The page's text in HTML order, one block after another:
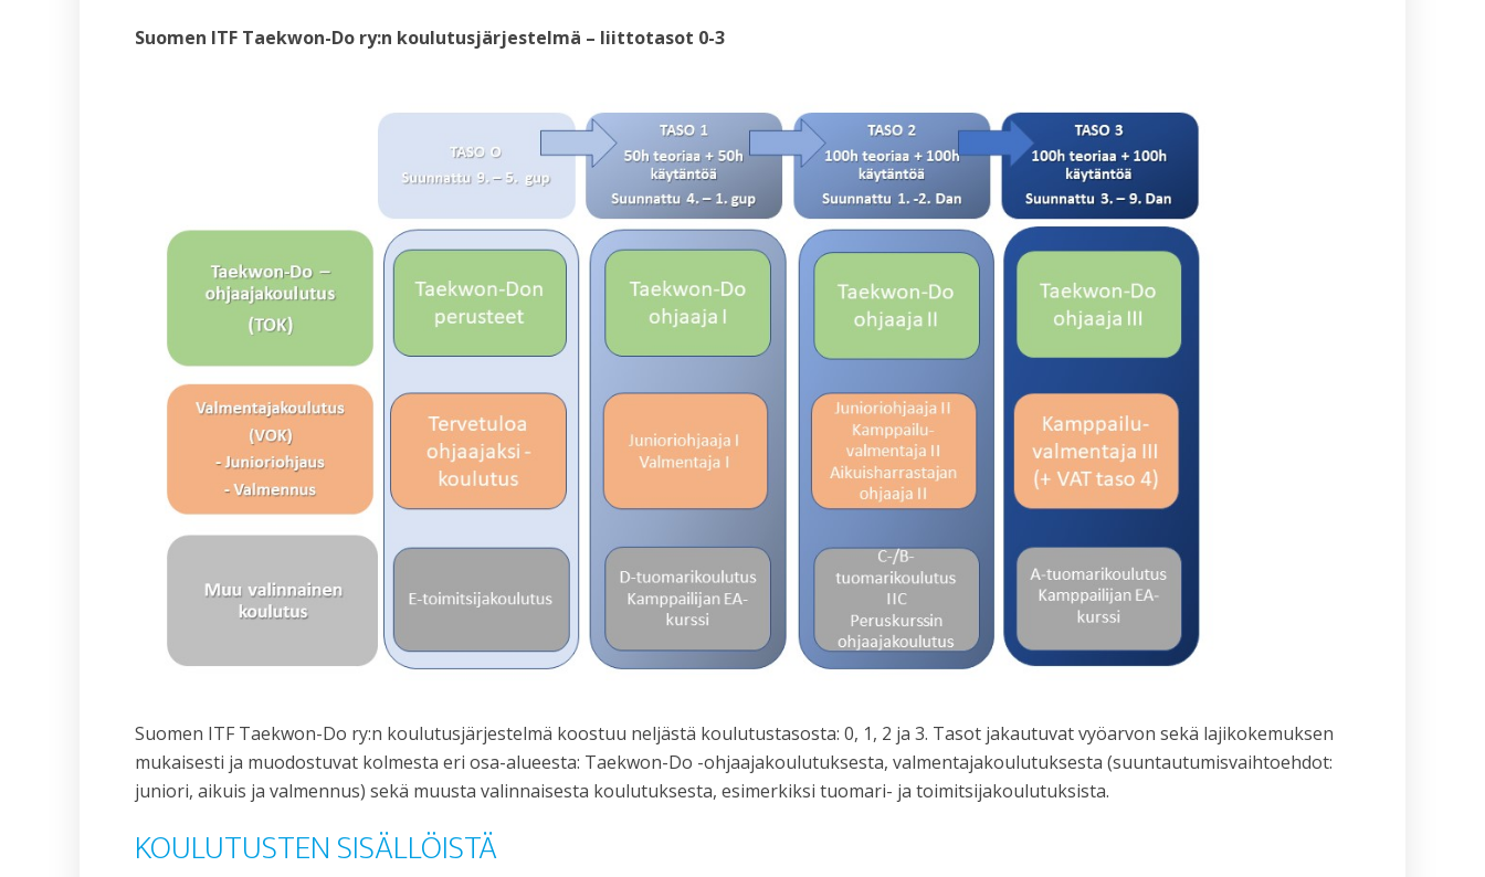
Suomen ITF Taekwon-Do ry:n koulutusjärjestelmä – liittotasot 0-3
Suomen ITF Taekwon-Do ry:n koulutusjärjestelmä koostuu neljästä koulutustasosta: 0, 1, 2 ja 3. Tasot jakautuvat vyöarvon sekä lajikokemuksen
mukaisesti ja muodostuvat kolmesta eri osa-alueesta: Taekwon-Do -ohjaajakoulutuksesta, valmentajakoulutuksesta (suuntautumisvaihtoehdot:
juniori, aikuis ja valmennus) sekä muusta valinnaisesta koulutuksesta, esimerkiksi tuomari- ja toimitsijakoulutuksista.
KOULUTUSTEN SISÄLLÖISTÄ